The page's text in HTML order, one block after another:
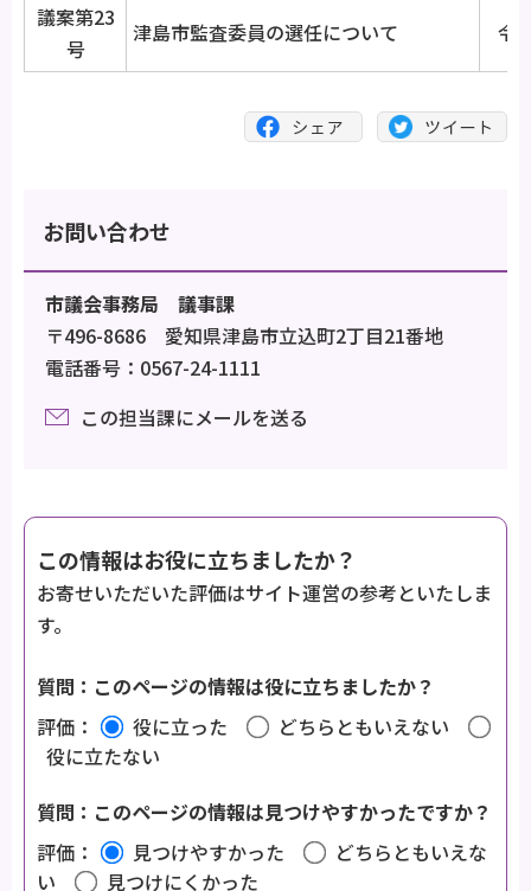
議案第23
号
津島市監査委員の選任について 令
お問い合わせ
市議会事務局 議事課
〒496-8686 愛知県津島市立込町2丁目21番地
電話番号：0567-24-1111
この担当課にメールを送る
この情報はお役に立ちましたか？
お寄せいただいた評価はサイト運営の参考といたしま
す。
質問：このページの情報は役に立ちましたか？
評価：
役に立った
どちらともいえない
役に立たない
質問：このページの情報は見つけやすかったですか？
評価：
見つけやすかった
どちらともいえな
い
見つけにくかった